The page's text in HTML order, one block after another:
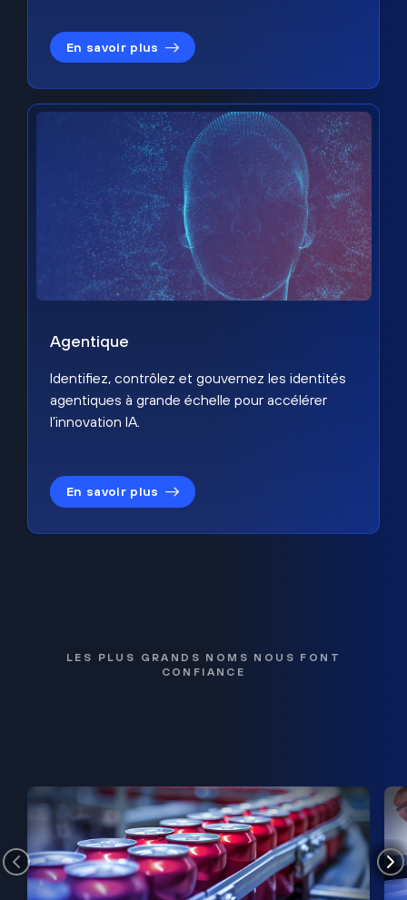
En savoir plus
Agentique
Identifiez, contrôlez et gouvernez les identités
agentiques à grande échelle pour accélérer
l’innovation IA.
En savoir plus
LES PLUS GRANDS NOMS NOUS FONT
CONFIANCE